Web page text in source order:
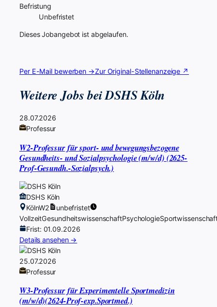
Befristung
Unbefristet
Dieses Jobangebot ist abgelaufen.
Per E-Mail bewerben →Zur Original-Stellenanzeige ↗
Weitere Jobs bei DSHS Köln
28.07.2026
Professur
W2-Professur für sport- und bewegungsbezogene
Gesundheits- und Sozialpsychologie (m/w/d) (2625-
Prof-Gesundh.-Sozialpsych.)
DSHS Köln
KölnW2
unbefristet
VollzeitGesundheitswissenschaftPsychologie
Frist: 01.09.2026
Details ansehen →
25.07.2026
Professur
W3-Professur für Experimentelle Sportmedizin
(m/w/d)(2624-Prof-exp.Sportmed.)